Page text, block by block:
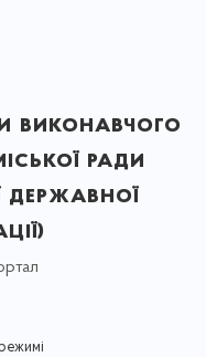
виконавчого
ради
державної